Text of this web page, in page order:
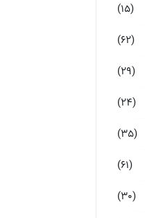
(15)
(62)
(29)
(24)
(35)
(61)
(30)